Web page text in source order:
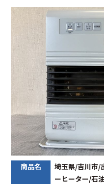
商品名
埼玉県/吉川市/
ーヒーター/石